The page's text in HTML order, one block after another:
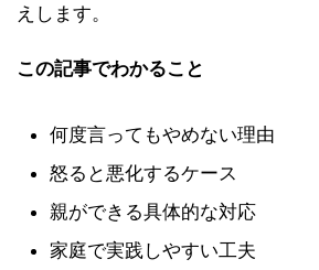
えします。
この記事でわかること
何度言ってもやめない理由
怒ると悪化するケース
親ができる具体的な対応
家庭で実践しやすい工夫